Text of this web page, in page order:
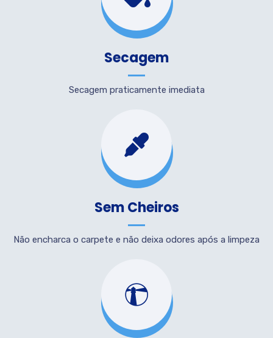
Secagem
Secagem praticamente imediata
Sem Cheiros
Não encharca o carpete e não deixa odores após a limpeza